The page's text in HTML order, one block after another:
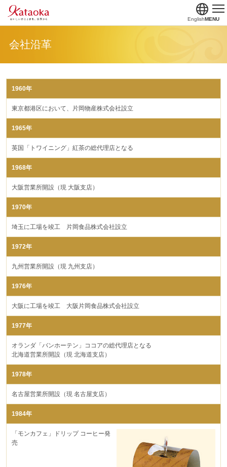
EnglishMENU
会社沿革
1960年
東京都港区において、片岡物産株式会社設立
1965年
英国「トワイニング」紅茶の総代理店となる
1968年
大阪営業所開設（現 大阪支店）
1970年
埼玉に工場を竣工 片岡食品株式会社設立
1972年
九州営業所開設（現 九州支店）
1976年
大阪に工場を竣工 大阪片岡食品株式会社設立
1977年
オランダ「バンホーテン」ココアの総代理店となる
北海道営業所開設（現 北海道支店）
1978年
名古屋営業所開設（現 名古屋支店）
1984年
「モンカフェ」ドリップ コーヒー発
売